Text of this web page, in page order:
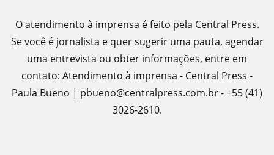
O atendimento à imprensa é feito pela Central Press.
Se você é jornalista e quer sugerir uma pauta, agendar
uma entrevista ou obter informações, entre em
contato: Atendimento à imprensa - Central Press -
Paula Bueno | pbueno@centralpress.com.br - +55 (41)
3026-2610.